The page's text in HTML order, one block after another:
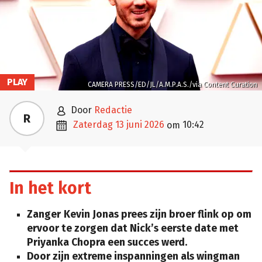
CAMERA PRESS/ED/JL/A.M.P.A.S./via Content Curation
PLAY
R  door Redactie
 zaterdag 13 juni 2026 om 10:42
In het kort
Zanger Kevin Jonas prees zijn broer flink op om
ervoor te zorgen dat Nick’s eerste date met
Priyanka Chopra een succes werd.
Door zijn extreme inspanningen als wingman